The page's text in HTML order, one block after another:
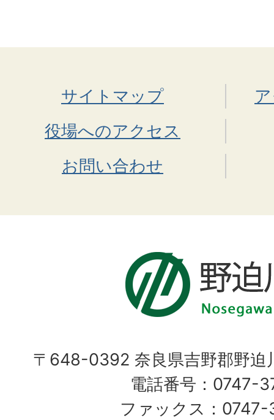
サイトマップ
役場へのアクセス
お問い合わせ
〒648-0392 奈良県吉野郡野迫
電話番号：0747-
ファックス：